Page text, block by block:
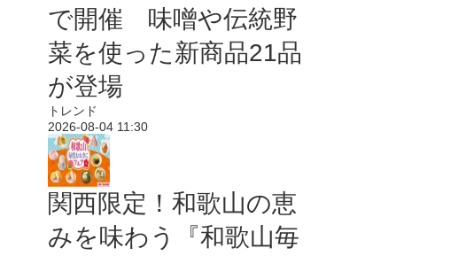
で開催 味噌や伝統野
菜を使った新商品21品
が登場
トレンド
2026-08-04 11:30
関西限定！和歌山の恵
みを味わう『和歌山毎